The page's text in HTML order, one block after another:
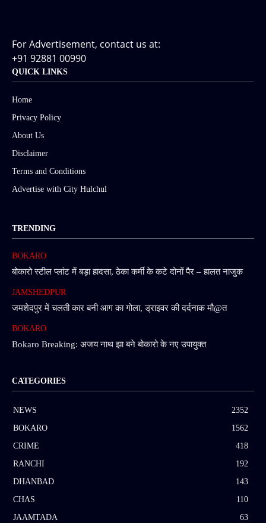
For Advertisement, contact us at:
+91 92881 00990
QUICK LINKS
Home
Privacy Policy
About Us
Disclaimer
Terms and Conditions
Advertise with City Hulchul
TRENDING
BOKARO
बोकारो स्टील प्लांट में बड़ा हादसा, ठेका कर्मी के कटे दोनों पैर – हालत नाजुक
JAMSHEDPUR
जमशेदपुर में चलती कार बनी आग का गोला, ड्राइवर की दर्दनाक मौ@त
BOKARO
Bokaro Breaking: अजय नाथ झा बने बोकारो के नए उपायुक्त
CATEGORIES
NEWS
2352
BOKARO
1562
CRIME
418
RANCHI
192
DHANBAD
143
CHAS
110
JAAMTADA
63